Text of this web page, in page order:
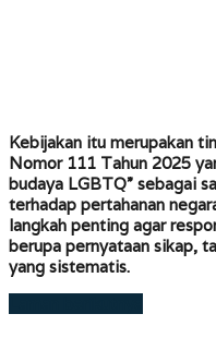
Kebijakan itu merupakan
Nomor 111 Tahun 2025
budaya LGBTQ” sebagai
terhadap pertahanan
langkah penting agar
berupa pernyataan sikap,
yang sistematis.